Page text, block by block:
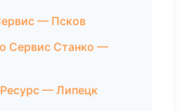
— Псков
Сервис Станко —
— Липецк